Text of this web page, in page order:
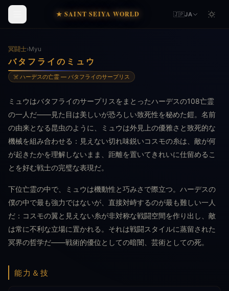
★ SAINT SEIYA WORLD 🇯🇵JA
冥闘士›Myu
バタフライのミュウ
☠️ ハーデスの亡霊 — バタフライのサープリス
ミュウはバタフライのサープリスをまとったハーデスの108亡霊
の一人だ——見た目は美しいが恐ろしい致死性を秘めた鎧。名前
の由来となる昆虫のように、ミュウは外見上の優雅さと致死的な
機械を組み合わせる：見えない切れ味鋭いコスモの糸は、敵が何
が起きたかを理解しないまま、距離を置いてきれいに仕留めるこ
とを好む戦士の完璧な表現だ。
下位亡霊の中で、ミュウは機動性と巧みさで際立つ。ハーデスの
僕の中で最も強力ではないが、直接対峙するのが最も難しい一人
だ：コスモの翼と見えない糸が非対称な戦闘空間を作り出し、敵
は常に不利な立場に置かれる。それは戦闘スタイルに蒸留された
冥界の哲学だ——戦術的優位としての暗闇、芸術としての死。
能力＆技